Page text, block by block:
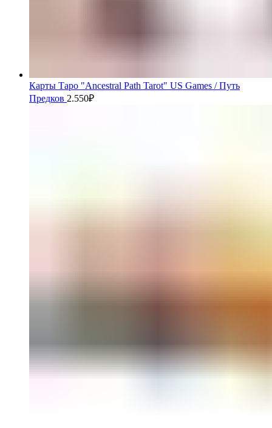
Карты Таро "Ancestral Path Tarot" US Games / Путь
Предков 2.550₽